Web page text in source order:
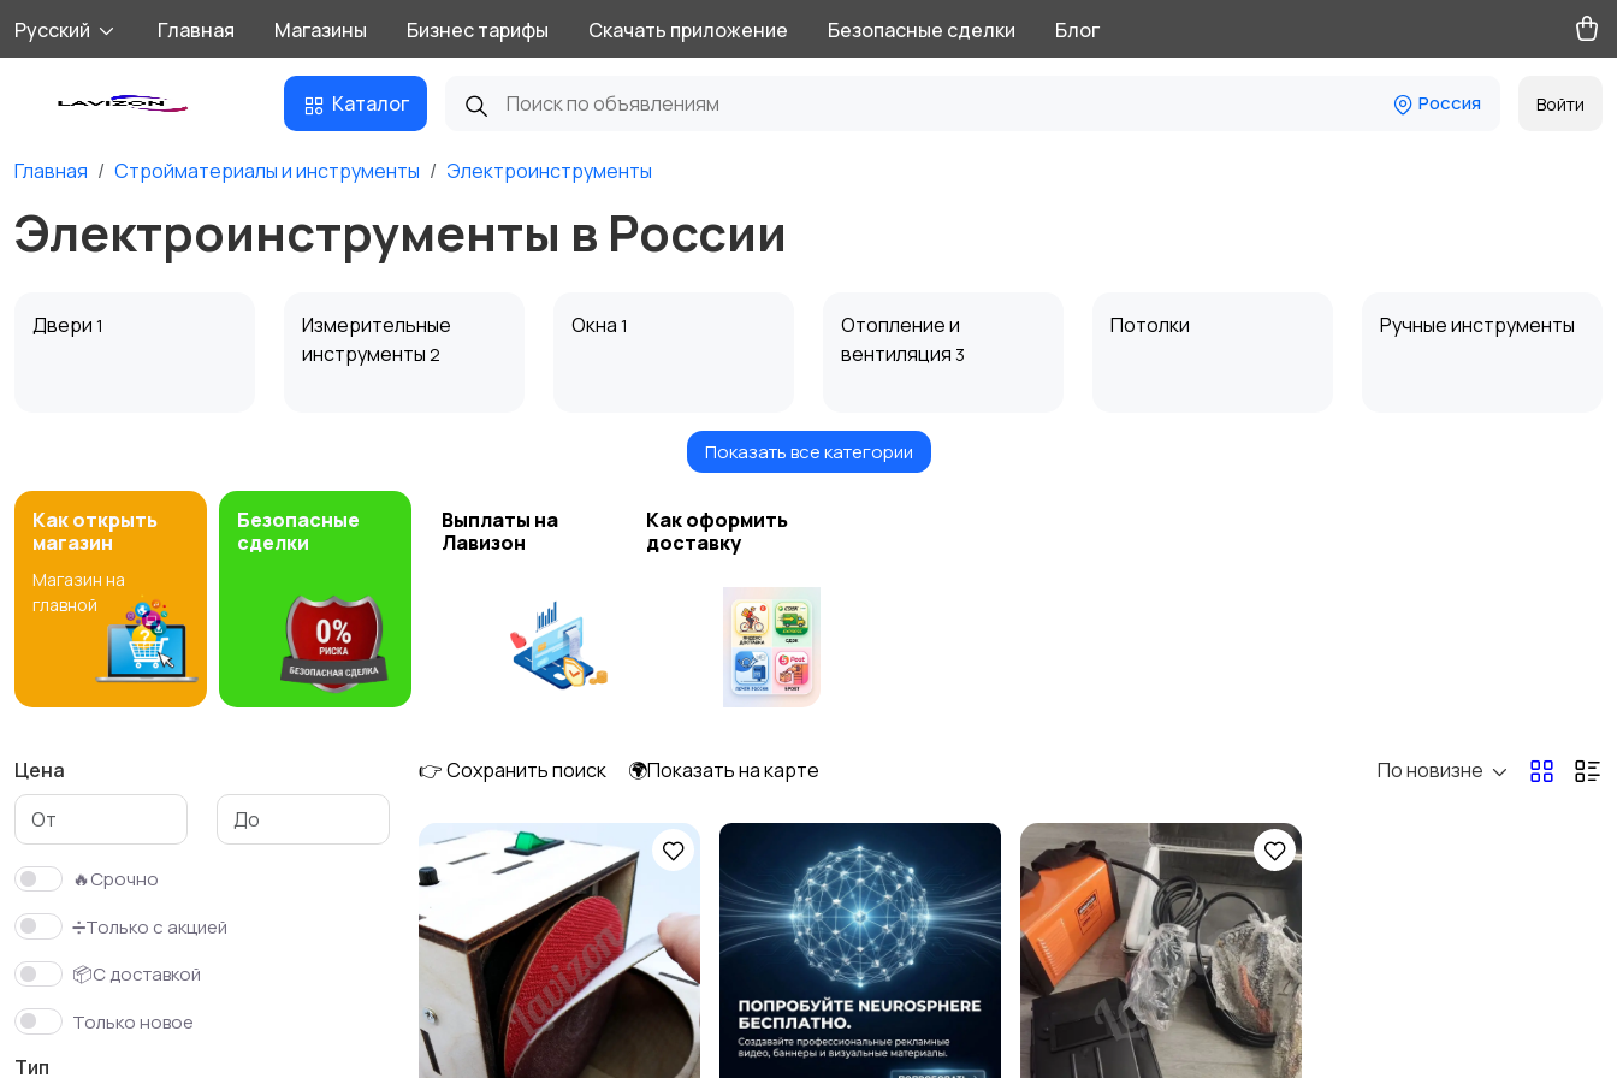
Русский Главная Магазины Бизнес тарифы Скачать приложение Безопасные сделки Блог
Каталог Россия Войти
Главная Стройматериалы и инструменты Электроинструменты
Электроинструменты в России
Двери 1
Измерительные
инструменты 2
Окна 1
Отопление и
вентиляция 3
Потолки Ручные инструменты
водоснабжение5
Электроинструмент
Показать все категории
Как открыть
магазин
Магазин на
главной
Безопасные
сделки
Выплаты на
Лавизон
Как оформить
доставку
Цена
🔥Срочно
➗Только с акцией
📦С доставкой
Только новое
Тип
👉 Сохранить поиск 🌍Показать на карте По новизне